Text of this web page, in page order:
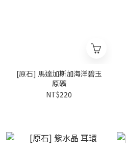
[原石] 馬達加斯加海洋碧玉
原礦
NT$220